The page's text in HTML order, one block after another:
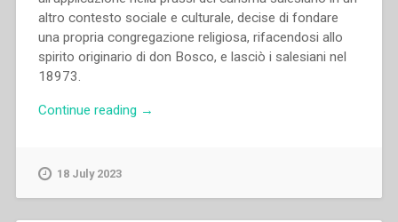
altro contesto sociale e culturale, decise di fondare
una propria congregazione religiosa, rifacendosi allo
spirito originario di don Bosco, e lasciò i salesiani nel
18973.
Continue reading “Waldemar
→
18 July 2023